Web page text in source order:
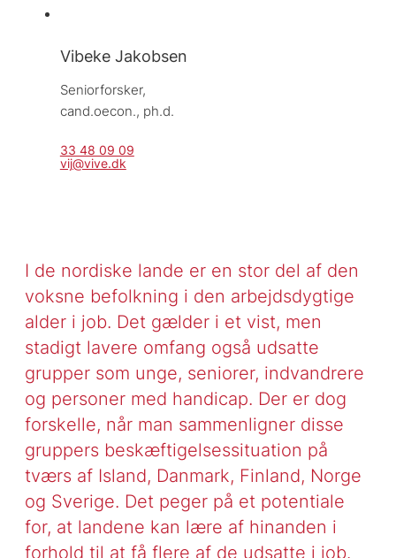
Vibeke Jakobsen
Seniorforsker,
cand.oecon., ph.d.
33 48 09 09
vij@vive.dk
I de nordiske lande er en stor del af den
voksne befolkning i den arbejdsdygtige
alder i job. Det gælder i et vist, men
stadigt lavere omfang også udsatte
grupper som unge, seniorer, indvandrere
og personer med handicap. Der er dog
forskelle, når man sammenligner disse
gruppers beskæftigelsessituation på
tværs af Island, Danmark, Finland, Norge
og Sverige. Det peger på et potentiale
for, at landene kan lære af hinanden i
forhold til at få flere af de udsatte i job.